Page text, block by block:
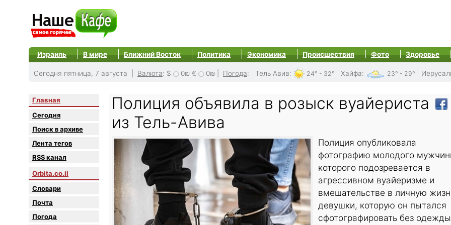
Израиль В мире Ближний Восток Политика Экономика Происшествия Фото Здоровье
Сегодня пятница, 7 августа | Валюта: $ 0₪ € 0₪ Погода: Тель Авив: 24° - 32° Хайфа: 23° - 29°
Главная
Сегодня
Поиск в архиве
Лента тегов
RSS канал
Orbita.co.il
Словари
Почта
Погода
Полиция объявила в розыск вуайериста
из Тель-Авива
Полиция опубликовала
фотографию молодого
которого подозревается в
агрессивном вуайеризме и
вмешательстве в личную
девушки, которую он пытался
сфотографировать без